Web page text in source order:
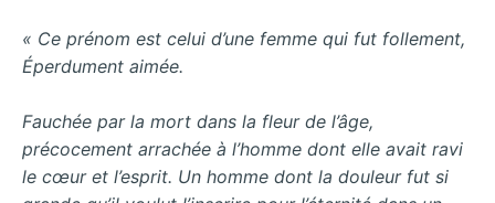
« Ce prénom est celui d’une femme qui fut follement,
Éperdument aimée.
Fauchée par la mort dans la fleur de l’âge,
précocement arrachée à l’homme dont elle avait ravi
le cœur et l’esprit. Un homme dont la douleur fut si